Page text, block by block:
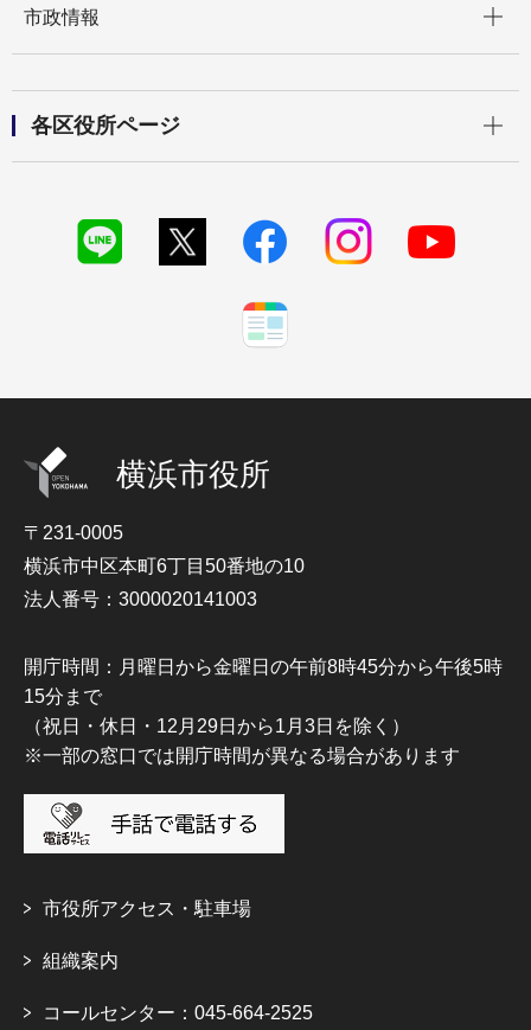
市政情報
各区役所ページ
横浜市役所
〒231-0005
横浜市中区本町6丁目50番地の10
法人番号：3000020141003
開庁時間：月曜日から金曜日の午前8時45分から午後5時
15分まで
（祝日・休日・12月29日から1月3日を除く）
※一部の窓口では開庁時間が異なる場合があります
市役所アクセス・駐車場
組織案内
コールセンター：045-664-2525